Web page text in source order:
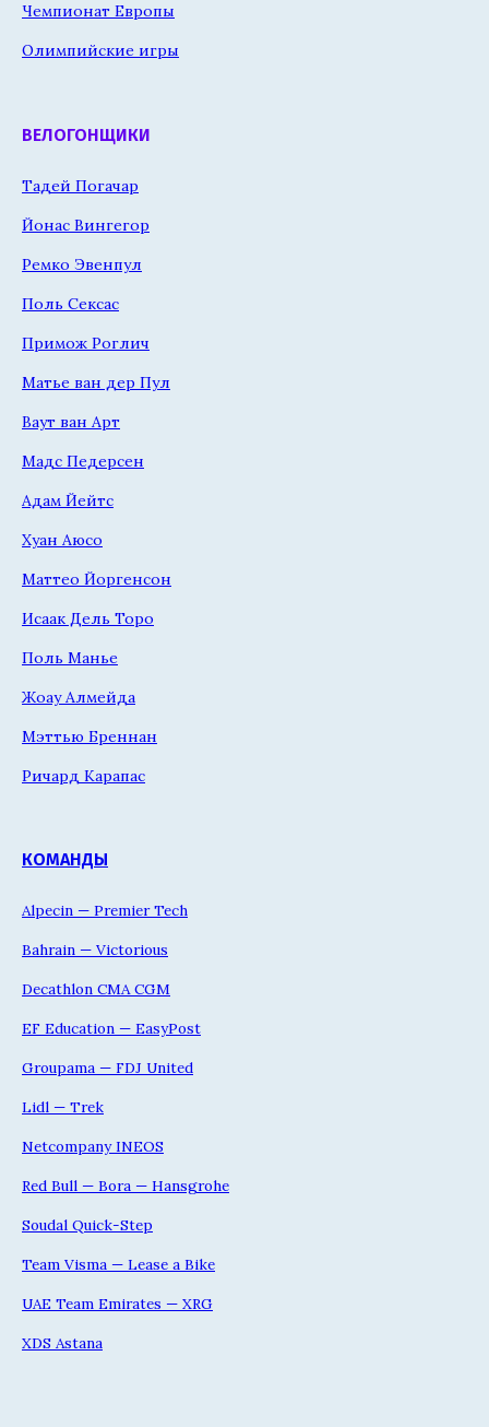
Чемпионат Европы
Олимпийские игры
ВЕЛОГОНЩИКИ
Тадей Погачар
Йонас Вингегор
Ремко Эвенпул
Поль Сексас
Примож Роглич
Матье ван дер Пул
Ваут ван Арт
Мадс Педерсен
Адам Йейтс
Хуан Аюсо
Маттео Йоргенсон
Исаак Дель Торо
Поль Манье
Жоау Алмейда
Мэттью Бреннан
Ричард Карапас
КОМАНДЫ
Alpecin — Premier Tech
Bahrain — Victorious
Decathlon CMA CGM
EF Education — EasyPost
Groupama — FDJ United
Lidl — Trek
Netcompany INEOS
Red Bull — Bora — Hansgrohe
Soudal Quick-Step
Team Visma — Lease a Bike
UAE Team Emirates — XRG
XDS Astana